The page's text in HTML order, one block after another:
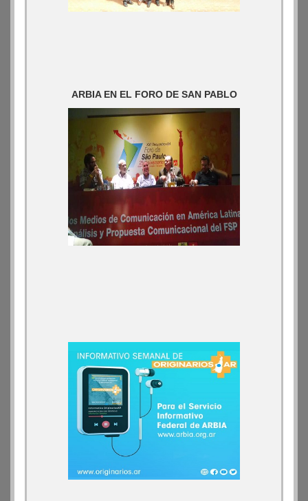
ARBIA EN EL FORO DE SAN PABLO